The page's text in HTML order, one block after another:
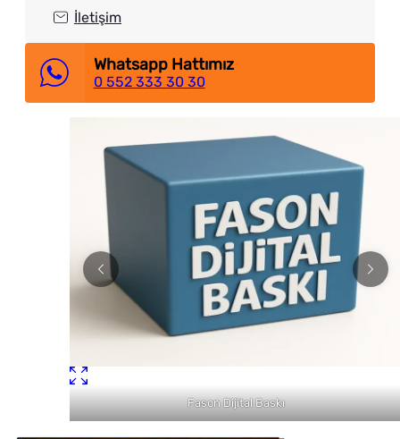
İletişim
Whatsapp Hattımız
0 552 333 30 30
Fason Dijital Baskı